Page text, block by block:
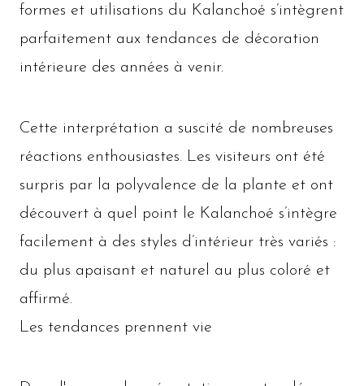
formes et utilisations du Kalanchoé s’intègrent
parfaitement aux tendances de décoration
intérieure des années à venir.
Cette interprétation a suscité de nombreuses
réactions enthousiastes. Les visiteurs ont été
surpris par la polyvalence de la plante et ont
découvert à quel point le Kalanchoé s’intègre
facilement à des styles d’intérieur très variés :
du plus apaisant et naturel au plus coloré et
affirmé.
Les tendances prennent vie